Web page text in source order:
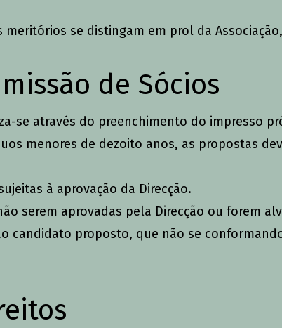
se distingam em prol da
de Sócios
se através do preenchimento do impresso
menores de dezoito anos, as propostas
à aprovação da Direcção.
serem aprovadas pela Direcção ou forem
candidato proposto, que não se